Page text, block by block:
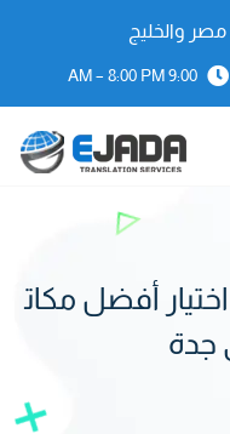
والخليج
9:00 AM – 8:00 PM
أفضل مكات
جدة